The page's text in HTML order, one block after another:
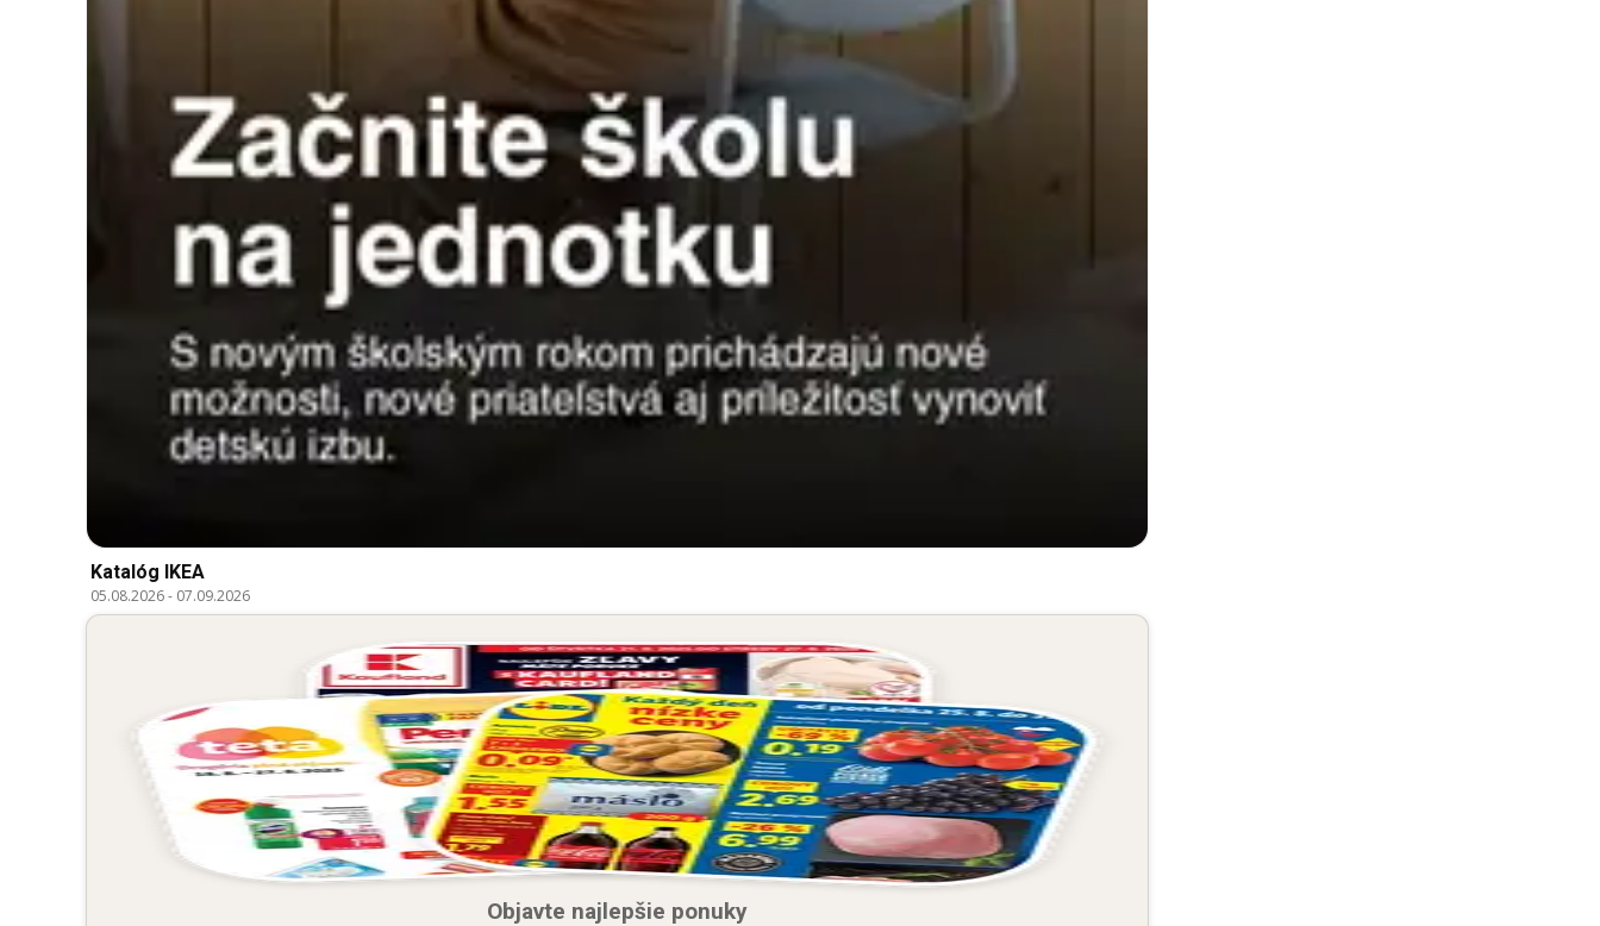
Katalóg IKEA
05.08.2026- 07.09.2026
Objavte najlepšie ponuky